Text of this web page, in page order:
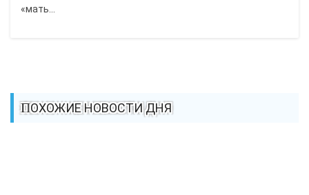
«мать...
ПОХОЖИЕ НОВОСТИ ДНЯ